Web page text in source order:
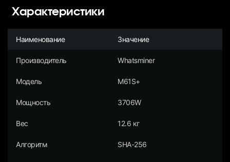
Характеристики
Наименование Значение
Производитель Whatsminer
Модель M61S+
Мощность 3706W
Вес 12.6 кг
Алгоритм SHA-256